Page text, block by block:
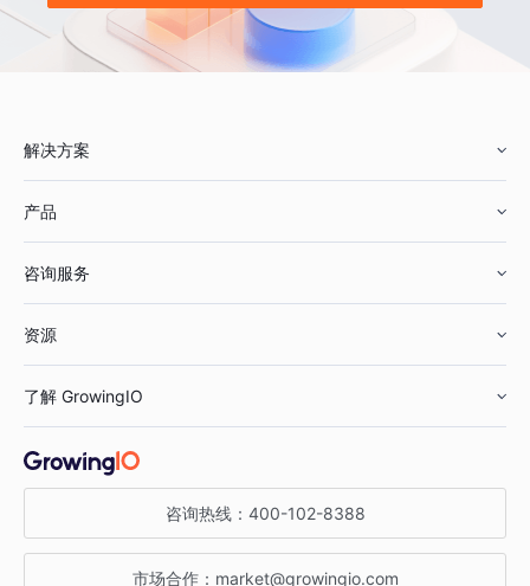
解决方案
鞋服行业
汽车行业
金融行业
产品
智能运营
获客分析
咨询服务
资源
增长公开课
增长博客
了解 GrowingIO
关于 GrowingIO
增长大会
咨询热线： 400-102-8388
市场合作： market@growingio.com